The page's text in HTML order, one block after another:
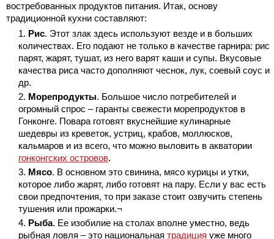
востребованных продуктов питания. Итак, основу
традиционной кухни составляют:
Рис. Этот злак здесь используют везде и в больших
количествах. Его подают не только в качестве гарнира: рис
парят, жарят, тушат, из него варят каши и супы. Вкусовые
качества риса часто дополняют чеснок, лук, соевый соус и
др.
Морепродукты. Большое число потребителей и
огромный спрос – гаранты свежести морепродуктов в
Гонконге. Повара готовят вкуснейшие кулинарные
шедевры из креветок, устриц, крабов, моллюсков,
кальмаров и из всего, что можно выловить в акватории
гонконгских островов.
Мясо. В основном это свинина, мясо курицы и утки,
которое либо жарят, либо готовят на пару. Если у вас есть
свои предпочтения, то при заказе стоит озвучить степень
тушения или прожарки.¬
Рыба. Ее изобилие на столах вполне уместно, ведь
рыбная ловля – это национальная традиция уже много